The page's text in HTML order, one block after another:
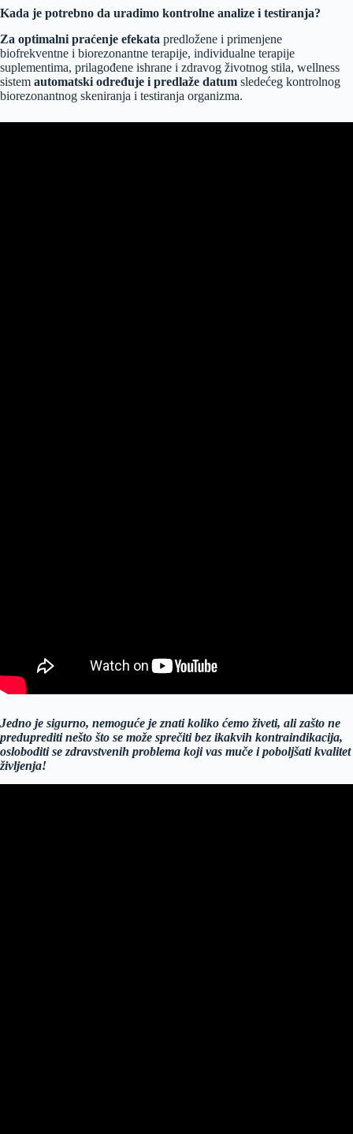
Kada je potrebno da uradimo kontrolne analize i testiranja?
Za optimalni praćenje efekata predložene i primenjene
biofrekventne i biorezonantne terapije, individualne terapije
suplementima, prilagođene ishrane i zdravog životnog stila, wellness
sistem automatski određuje i predlaže datum sledećeg kontrolnog
biorezonantnog skeniranja i testiranja organizma.
Jedno je sigurno, nemoguće je znati koliko ćemo živeti, ali zašto ne
preduprediti nešto što se može sprečiti bez ikakvih kontraindikacija,
osloboditi se zdravstvenih problema koji vas muče i poboljšati kvalitet
življenja!